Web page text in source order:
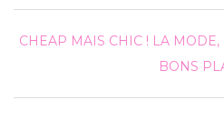
CHEAP MAIS CHIC ! LA
BONS